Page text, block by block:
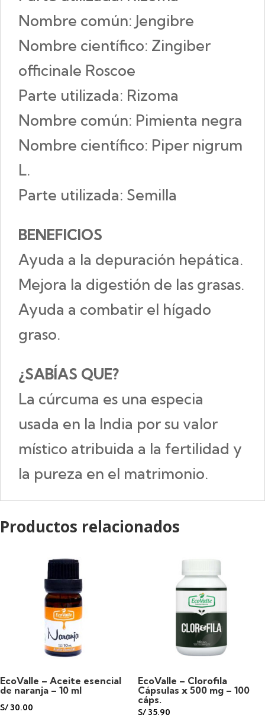
Nombre común: Jengibre
Nombre científico: Zingiber
officinale Roscoe
Parte utilizada: Rizoma
Nombre común: Pimienta negra
Nombre científico: Piper nigrum
L.
Parte utilizada: Semilla
BENEFICIOS
Ayuda a la depuración hepática.
Mejora la digestión de las grasas.
Ayuda a combatir el hígado
graso.
¿SABÍAS QUE?
La cúrcuma es una especia
usada en la India por su valor
místico atribuida a la fertilidad y
la pureza en el matrimonio.
Productos relacionados
EcoValle – Aceite esencial
de naranja – 10 ml
S/30.00
EcoValle – Clorofila
Cápsulas x 500 mg – 100
cáps.
S/35.90